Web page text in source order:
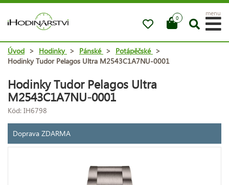
0
menu
Úvod > Hodinky > Pánské > Potápěčské >
Hodinky Tudor Pelagos Ultra M2543C1A7NU-0001
Hodinky Tudor Pelagos Ultra
M2543C1A7NU-0001
Kód: IH6798
Doprava ZDARMA